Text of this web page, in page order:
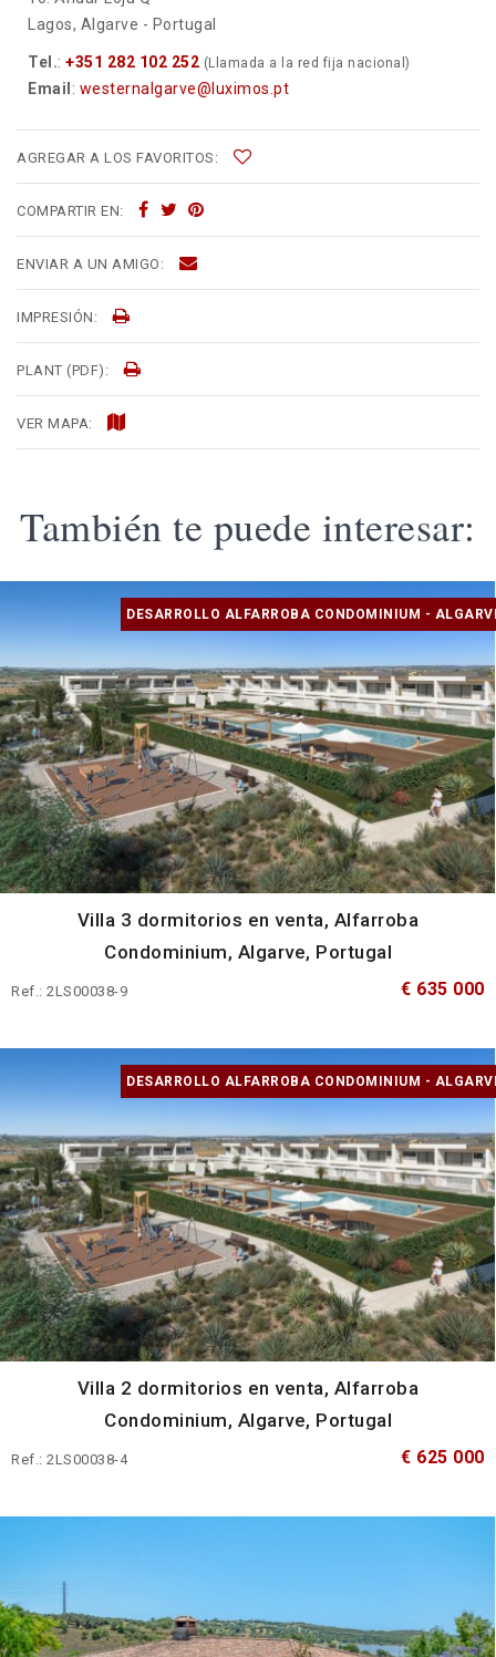
Lagos, Algarve - Portugal
Tel.: +351 282 102 252 (Llamada a la red fija nacional)
Email : westernalgarve@luximos.pt
AGREGAR A LOS FAVORITOS:
COMPARTIR EN:
ENVIAR A UN AMIGO:
IMPRESIÓN:
PLANT (PDF):
VER MAPA:
También te puede interesar:
DESARROLLO ALFARROBA CONDOMINIUM -
Villa 3 dormitorios en venta, Alfarroba
Condominium, Algarve, Portugal
Ref.: 2LS00038-9 € 635 000
DESARROLLO ALFARROBA CONDOMINIUM -
Villa 2 dormitorios en venta, Alfarroba
Condominium, Algarve, Portugal
Ref.: 2LS00038-4 € 625 000